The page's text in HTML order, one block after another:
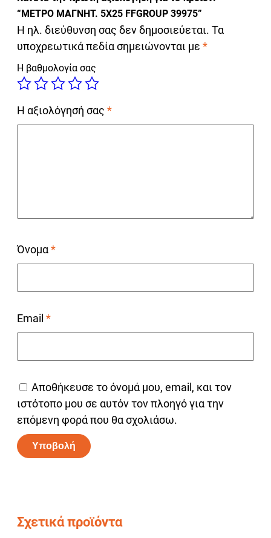
“ΜΕΤΡΟ ΜΑΓΝΗΤ. 5Χ25 FFGROUP 39975”
Η ηλ. διεύθυνση σας δεν δημοσιεύεται. Τα
υποχρεωτικά πεδία σημειώνονται με *
Η βαθμολογία σας
Η αξιολόγησή σας *
Όνομα*
Email *
Αποθήκευσε το όνομά μου, email, και τον
ιστότοπο μου σε αυτόν τον πλοηγό για την
επόμενη φορά που θα σχολιάσω.
Σχετικά προϊόντα